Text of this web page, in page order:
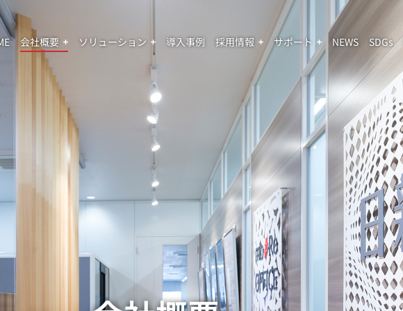
会社概要 ソリューション 導入事例 採用情報 サポート NEWS SDGs